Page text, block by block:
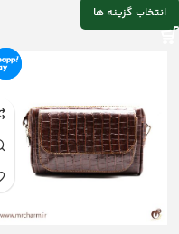
انتخاب گزینه ها